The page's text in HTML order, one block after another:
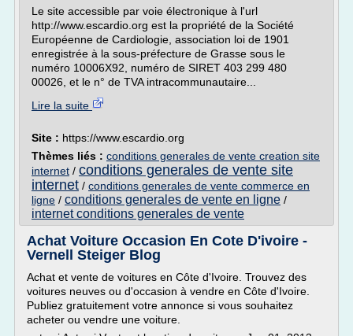
Le site accessible par voie électronique à l'url
http://www.escardio.org est la propriété de la Société
Européenne de Cardiologie, association loi de 1901
enregistrée à la sous-préfecture de Grasse sous le
numéro 10006X92, numéro de SIRET 403 299 480
00026, et le n° de TVA intracommunautaire...
Lire la suite
Site : https://www.escardio.org
Thèmes liés : conditions generales de vente creation site
internet / conditions generales de vente site
internet / conditions generales de vente commerce en
ligne / conditions generales de vente en ligne /
internet conditions generales de vente
Achat Voiture Occasion En Cote D'ivoire -
Vernell Steiger Blog
Achat et vente de voitures en Côte d'Ivoire. Trouvez des
voitures neuves ou d'occasion à vendre en Côte d'Ivoire.
Publiez gratuitement votre annonce si vous souhaitez
acheter ou vendre une voiture.